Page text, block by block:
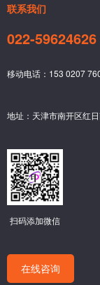
联系我们
022-59624626
移动电话：153 0207
地址：天津市南开区红
扫码添加微信
在线咨询